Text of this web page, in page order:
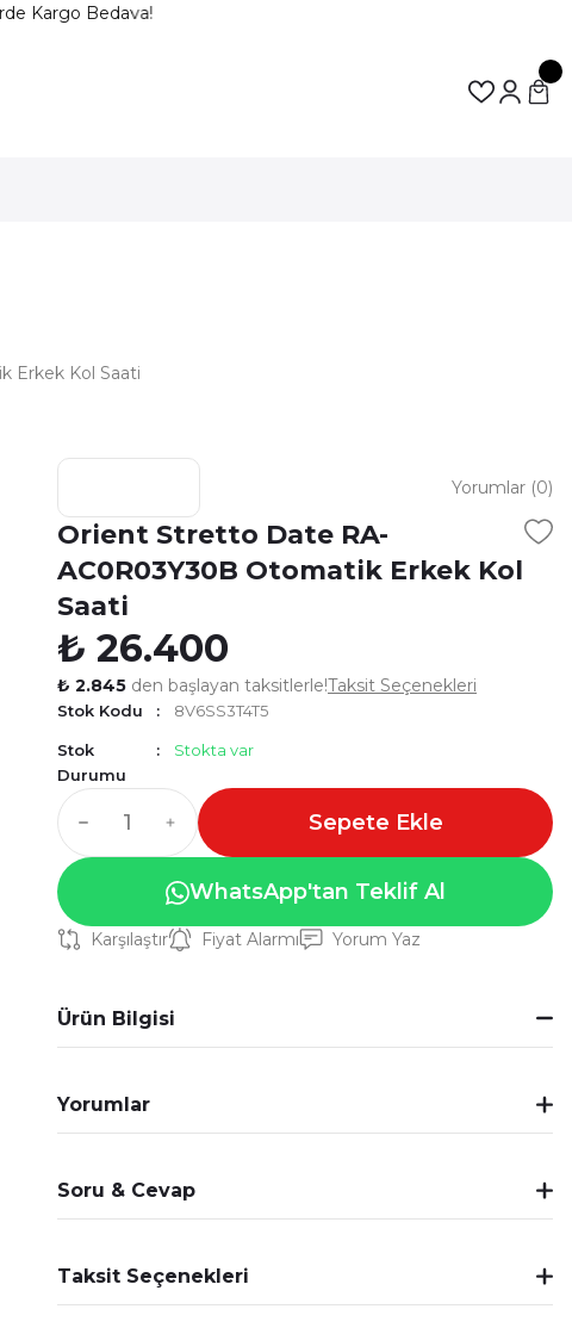
Kargo Bedava!
Erkek Kol Saati
Yorumlar (0)
Orient Stretto Date RA-
AC0R03Y30B Otomatik Erkek Kol
Saati
₺ 26.400
₺ 2.845 den başlayan taksitlerle!Taksit Seçenekleri
Stok Kodu 8V6SS3T4T5
Stok
Durumu
Stokta var
Sepete Ekle
WhatsApp'tan Teklif Al
Karşılaştır Fiyat Alarmı Yorum Yaz
Ürün Bilgisi
Yorumlar
Soru & Cevap
Taksit Seçenekleri